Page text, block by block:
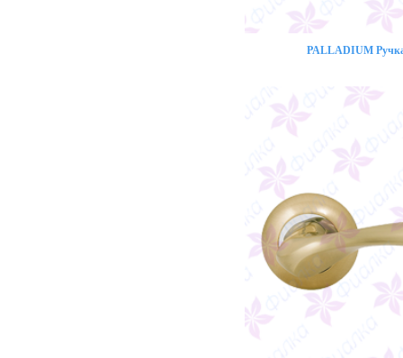
PALLADIUM